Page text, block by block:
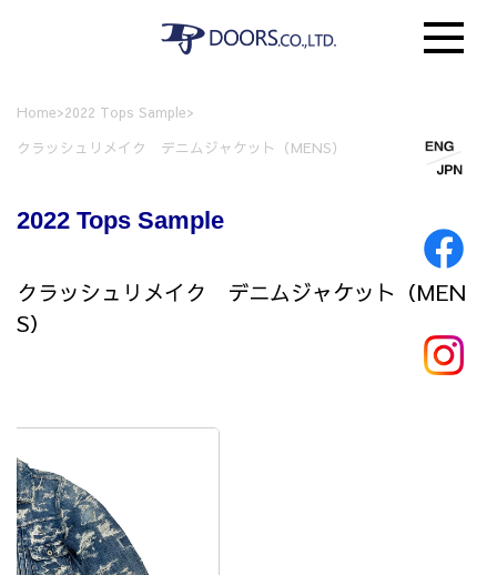
Home>2022 Tops Sample>
クラッシュリメイク デニムジャケット（MENS）
2022 Tops Sample
クラッシュリメイク デニムジャケット（MEN
S）